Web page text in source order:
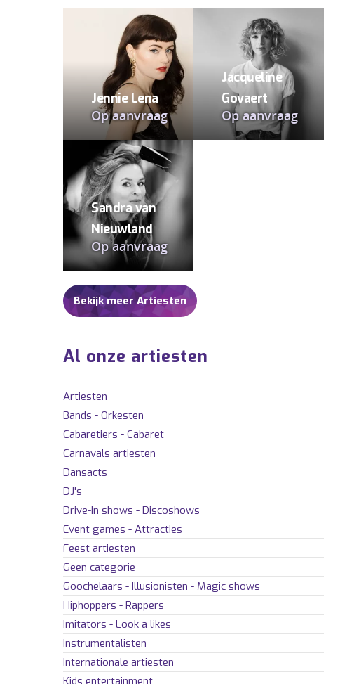
Jennie Lena
Op aanvraag
Jacqueline
Govaert
Op aanvraag
Sandra van
Nieuwland
Op aanvraag
Bekijk meer Artiesten
Al onze artiesten
Artiesten
Bands - Orkesten
Cabaretiers - Cabaret
Carnavals artiesten
Dansacts
DJ's
Drive-In shows - Discoshows
Event games - Attracties
Feest artiesten
Geen categorie
Goochelaars - Illusionisten - Magic shows
Hiphoppers - Rappers
Imitators - Look a likes
Instrumentalisten
Internationale artiesten
Kids entertainment